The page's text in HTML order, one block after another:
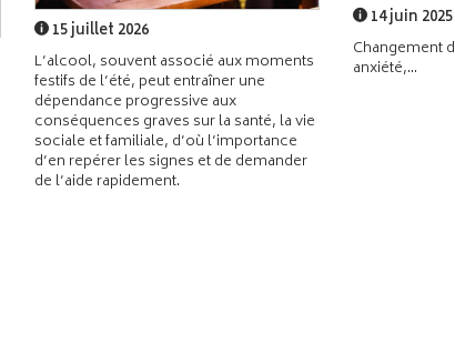
15 juillet 2026
L’alcool, souvent associé aux moments
festifs de l’été, peut entraîner une
dépendance progressive aux
conséquences graves sur la santé, la vie
sociale et familiale, d’où l’importance
d’en repérer les signes et de demander
de l’aide rapidement.
14 juin 2025
Changement
anxiété,...